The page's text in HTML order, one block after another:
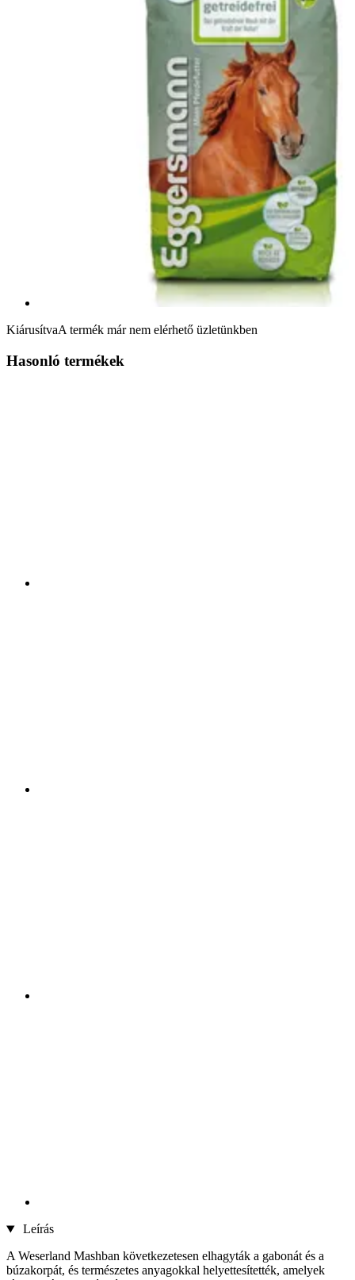
KiárusítvaA termék már nem elérhető üzletünkben
Hasonló termékek
Leírás
A Weserland Mashban következetesen elhagyták a gabonát és a
búzakorpát, és természetes anyagokkal helyettesítették, amelyek